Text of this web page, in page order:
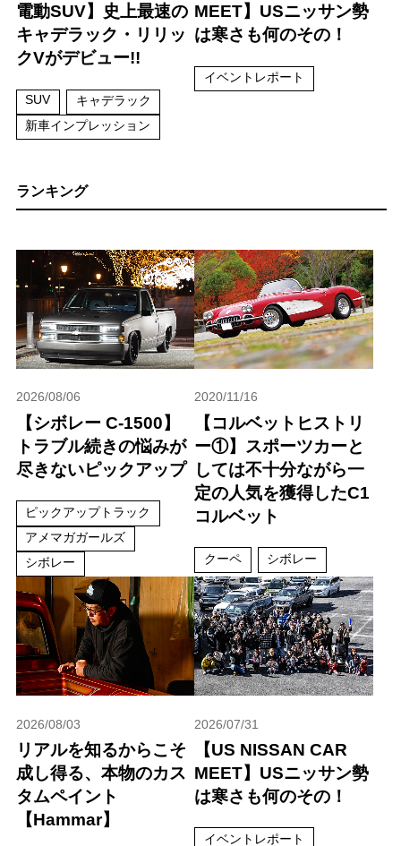
電動SUV】史上最速の
キャデラック・リリッ
クVがデビュー!!
SUV
キャデラック
新車インプレッション
MEET】USニッサン勢
は寒さも何のその！
イベントレポート
ランキング
2026/08/06
【シボレー C-1500】
トラブル続きの悩みが
尽きないピックアップ
ピックアップトラック
アメマガガールズ
シボレー
2020/11/16
【コルベットヒストリ
ー①】スポーツカーと
しては不十分ながら一
定の人気を獲得したC1
コルベット
クーペ シボレー
2026/08/03
リアルを知るからこそ
成し得る、本物のカス
タムペイント
【Hammar】
2026/07/31
【US NISSAN CAR
MEET】USニッサン勢
は寒さも何のその！
イベントレポート